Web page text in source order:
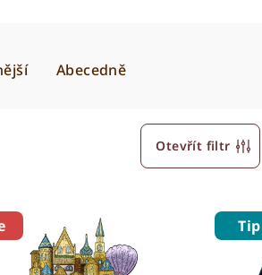
Abecedně
Otevřít filtr
Tip